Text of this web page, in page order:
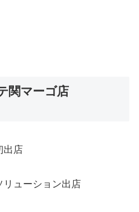
関マーゴ店
出店
リューション出店